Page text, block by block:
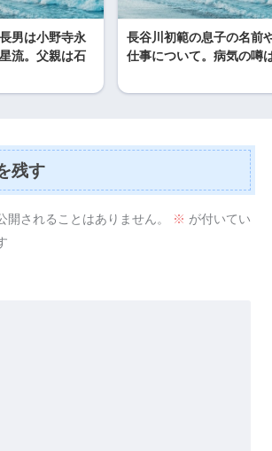
男は小野寺永
流。父親は石
長谷川初範の息子の名前
仕事について。病気の噂
残す
開されることはありません。 ※ が付いてい